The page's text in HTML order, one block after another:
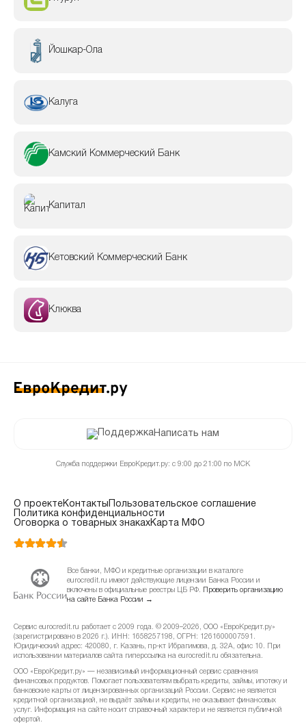
Йошкар-Ола
Калуга
Камский Коммерческий Банк
Капитал
Кетовский Коммерческий Банк
Клюква
Написать нам
Служба поддержки ЕвроКредит.ру: с 9:00 до 21:00 по МСК
О проектеКонтакты
Пользовательское соглашение
Политика конфиденциальности
Оговорка о товарных знакахКарта МФО
Все банки, МФО и кредитные организации в каталоге
eurocredit.ru имеют действующие лицензии Банка России и
включены в официальные реестры ЦБ РФ.
Проверить организацию
на сайте Банка России →
Сервис eurocredit.ru работает с 2009 года. © 2009–2026, ООО «ЕвроКредит.ру»
(зарегистрировано в 2026 г.). ИНН: 1658257198, ОГРН: 1261600007591.
Юридический адрес: 420080, г. Казань, пр-кт Ибрагимова, д. 32А, офис 10. При
использовании материалов сайта гиперссылка на eurocredit.ru обязательна.
ООО «ЕвроКредит.ру» — независимый информационный сервис сравнения
финансовых продуктов. Помогает пользователям выбрать кредиты, займы, ипотеку и
банковские карты от лицензированных организаций России. Сервис не является
кредитной организацией, не выдаёт займы и кредиты, не оказывает финансовых
услуг. Информация на сайте носит справочный характер и не является публичной
офертой.